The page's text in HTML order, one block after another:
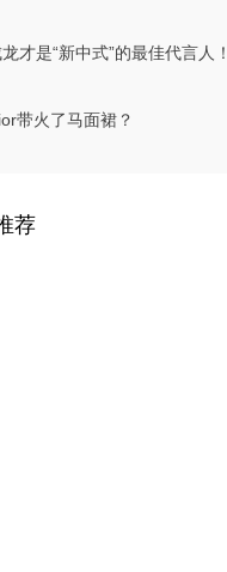
才是“新中式”的最佳代言人！
带火了马面裙？
荐